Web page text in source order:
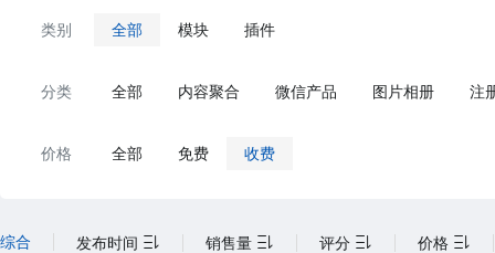
类别 全部 模块 插件
分类 全部 内容聚合 微信产品 图片相册 注
价格 全部 免费 收费
综合 发布时间 销售量 评分 价格